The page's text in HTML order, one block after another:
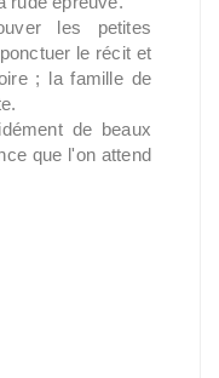
les petites
le récit et
; la famille de
de beaux
que l'on attend